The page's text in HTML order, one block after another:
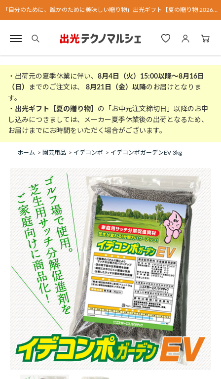
・出荷元の夏季休業に伴い、 8月4日（火）15:00以降～8月16日
（日）
までのご注文は、 8月21日（金）以降のお届けとなりま
す。
・ 出光ギフト【夏の贈り物】 の「お中元注文締切日」以降のお申
し込みにつきましては、メーカー夏季休業後の出荷となるため、
お届けまでにお時間をいただく場合がございます。
ホーム > 園芸用品 > イデコンポ > イデコンポガーデンEV 3kg